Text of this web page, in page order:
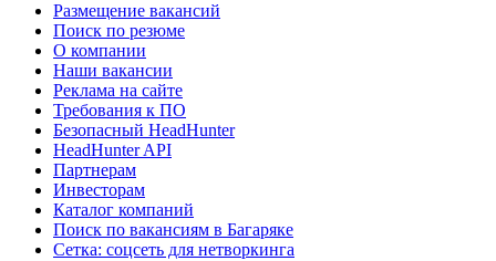
Размещение вакансий
Поиск по резюме
О компании
Наши вакансии
Реклама на сайте
Требования к ПО
Безопасный HeadHunter
HeadHunter API
Партнерам
Инвесторам
Каталог компаний
Поиск по вакансиям в Багаряке
Сетка: соцсеть для нетворкинга